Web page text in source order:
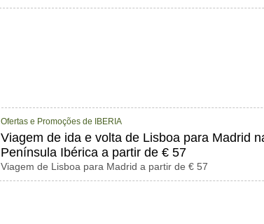
Ofertas e Promoções de IBERIA
Viagem de ida e volta de Lisboa para Madrid
Península Ibérica a partir de € 57
Viagem de Lisboa para Madrid a partir de € 57